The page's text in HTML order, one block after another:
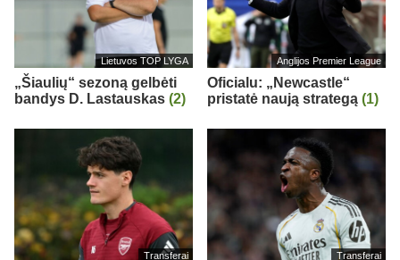
Lietuvos TOP LYGA
„Šiaulių“ sezoną gelbėti
bandys D. Lastauskas (2)
Anglijos Premier League
Oficialu: „Newcastle“
pristatė naują strategą (1)
Transferai Transferai